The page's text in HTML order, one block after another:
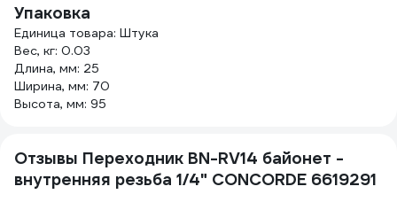
Упаковка
Единица товара: Штука
Вес, кг: 0.03
Длина, мм: 25
Ширина, мм: 70
Высота, мм: 95
Отзывы Переходник BN-RV14 байонет -
внутренняя резьба 1/4" CONCORDE 6619291